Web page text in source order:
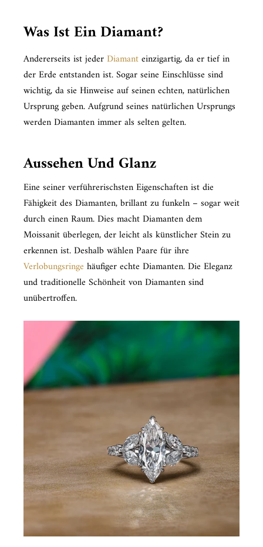
Was Ist Ein Diamant?
Andererseits ist jederDiamanteinzigartig, da er tief in
der Erde entstanden ist. Sogar seine Einschlüsse sind
wichtig, da sie Hinweise auf seinen echten, natürlichen
Ursprung geben. Aufgrund seines natürlichen Ursprungs
werden Diamanten immer als selten gelten.
Aussehen Und Glanz
Eine seiner verführerischsten Eigenschaften ist die
Fähigkeit des Diamanten, brillant zu funkeln – sogar weit
durch einen Raum. Dies macht Diamanten dem
Moissanit überlegen, der leicht als künstlicher Stein zu
erkennen ist. Deshalb wählen Paare für ihre
Verlobungsringe häufiger echte Diamanten. Die Eleganz
und traditionelle Schönheit von Diamanten sind
unübertroffen.